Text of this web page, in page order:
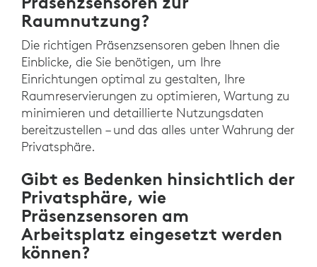
Raumnutzung?
Die richtigen Präsenzsensoren geben Ihnen die
Einblicke, die Sie benötigen, um Ihre
Einrichtungen optimal zu gestalten, Ihre
Raumreservierungen zu optimieren, Wartung zu
minimieren und detaillierte Nutzungsdaten
bereitzustellen – und das alles unter Wahrung der
Privatsphäre.
Gibt es Bedenken hinsichtlich der
Privatsphäre, wie
Präsenzsensoren am
Arbeitsplatz eingesetzt werden
können?